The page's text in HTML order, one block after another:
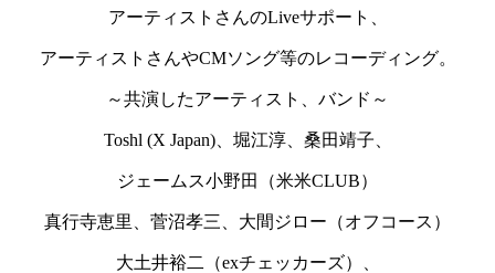
アーティストさんのLiveサポート、
アーティストさんやCMソング等のレコーディング。
～共演したアーティスト、バンド～
Toshl (X Japan)、堀江淳、桑田靖子、
ジェームス小野田（米米CLUB）
真行寺恵里、菅沼孝三、大間ジロー（オフコース）
大土井裕二（exチェッカーズ）、